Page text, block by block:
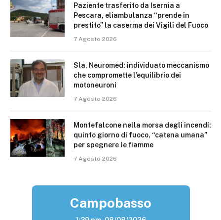
Paziente trasferito da Isernia a
Pescara, eliambulanza “prende in
prestito” la caserma dei Vigili del Fuoco
7 Agosto 2026
Sla, Neuromed: individuato meccanismo
che compromette l’equilibrio dei
motoneuroni
7 Agosto 2026
Montefalcone nella morsa degli incendi:
quinto giorno di fuoco, “catena umana”
per spegnere le fiamme
7 Agosto 2026
Campobasso